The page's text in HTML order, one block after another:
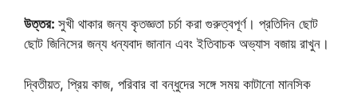
উত্তর: সুখী থাকার জন্য কৃতজ্ঞতা চর্চা করা গুরুত্বপূর্ণ। প্রতিদিন ছোট
ছোট জিনিসের জন্য ধন্যবাদ জানান এবং ইতিবাচক অভ্যাস বজায় রাখুন।
দ্বিতীয়ত, প্রিয় কাজ, পরিবার বা বন্ধুদের সঙ্গে সময় কাটানো মানসিক